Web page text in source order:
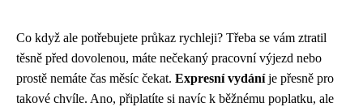
Co když ale potřebujete průkaz rychleji? Třeba se vám ztratil
těsně před dovolenou, máte nečekaný pracovní výjezd nebo
prostě nemáte čas měsíc čekat. Expresní vydáníje přesně pro
takové chvíle. Ano, připlatíte si navíc k běžnému poplatku, ale